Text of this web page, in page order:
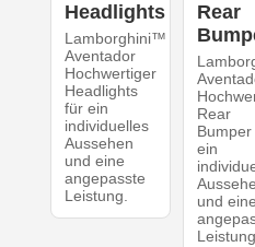
Headlights
Lamborghini™
Aventador
Hochwertiger
Headlights
für ein
individuelles
Aussehen
und eine
angepasste
Leistung.
Rear
Rear
ein
und eine